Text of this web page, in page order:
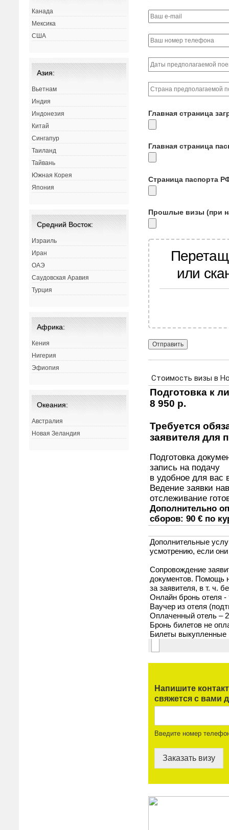
Главная страница
Главная страница
Страница паспорта
Прошлые визы (при
или
Напишите
свяжется с вами
Введите номер
Заказать визу
Канада
Мексика
США
Азия:
Вьетнам
Индия
Индонезия
Китай
Сингапур
Таиланд
Тайвань
Южная Корея
Япония
Средний Восток:
Израиль
Иран
ОАЭ
Саудовская Аравия
Турция
Африка:
Кения
Нигерия
Эфиопия
Океания:
Австралия
Новая Зеландия